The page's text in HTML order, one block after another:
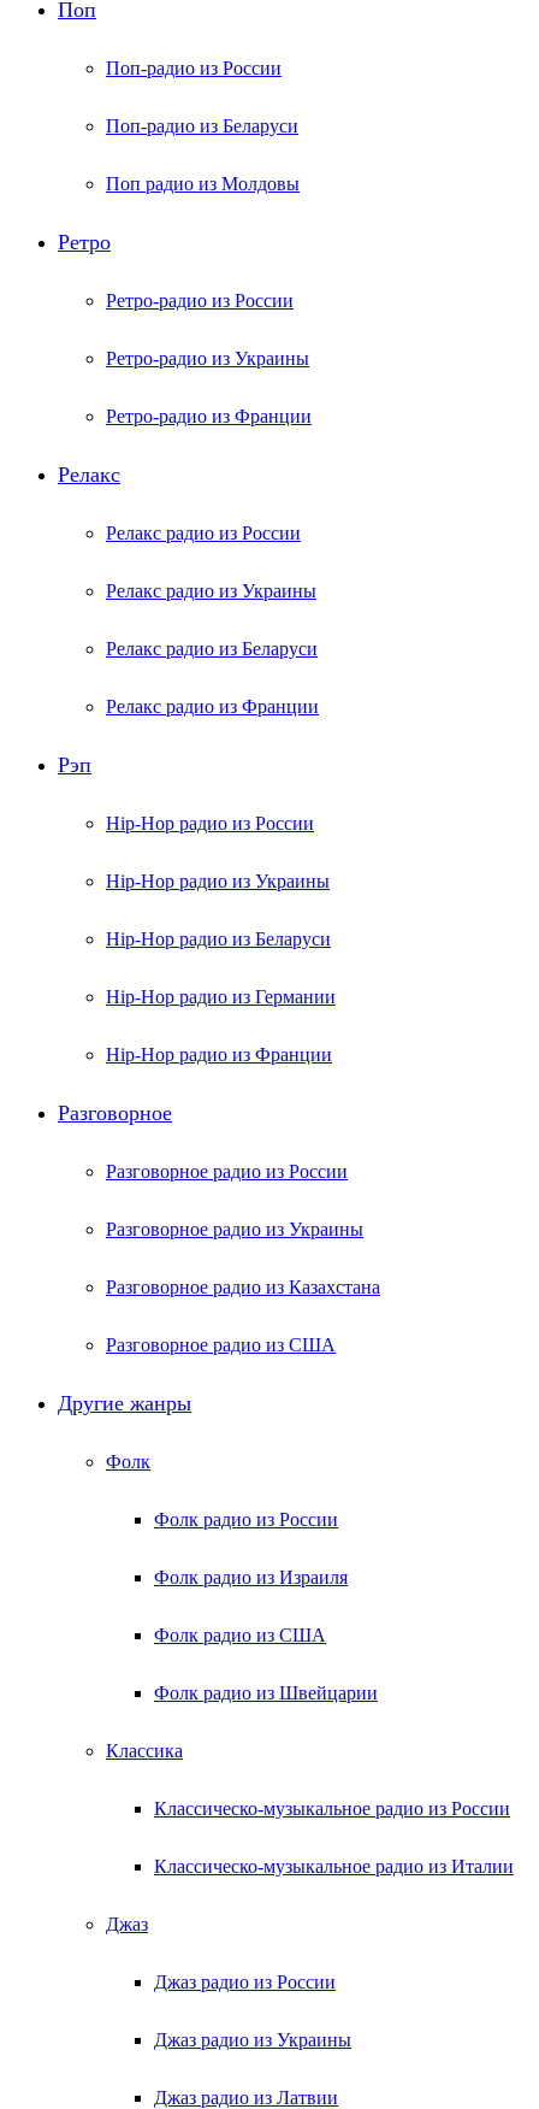
Поп
Поп-радио из России
Поп-радио из Беларуси
Поп радио из Молдовы
Ретро
Ретро-радио из России
Ретро-радио из Украины
Ретро-радио из Франции
Релакс
Релакс радио из России
Релакс радио из Украины
Релакс радио из Беларуси
Релакс радио из Франции
Рэп
Hip-Hop радио из России
Hip-Hop радио из Украины
Hip-Hop радио из Беларуси
Hip-Hop радио из Германии
Hip-Hop радио из Франции
Разговорное
Разговорное радио из России
Разговорное радио из Украины
Разговорное радио из Казахстана
Разговорное радио из США
Другие жанры
Фолк
Фолк радио из России
Фолк радио из Израиля
Фолк радио из США
Фолк радио из Швейцарии
Классика
Классическо-музыкальное радио из России
Классическо-музыкальное радио из Италии
Джаз
Джаз радио из России
Джаз радио из Украины
Джаз радио из Латвии